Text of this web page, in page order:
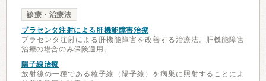
診療・治療法
プラセンタ注射による肝機能障害治療
プラセンタ注射による肝機能障害を改善する治療法。肝機能障害
治療の場合のみ保険適用。
陽子線治療
放射線の一種である粒子線（陽子線）を病巣に照射することによ